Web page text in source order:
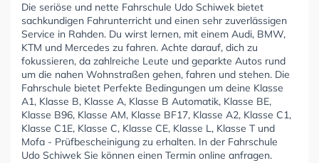
Die seriöse und nette Fahrschule Udo Schiwek bietet
sachkundigen Fahrunterricht und einen sehr zuverlässigen
Service in Rahden. Du wirst lernen, mit einem Audi, BMW,
KTM und Mercedes zu fahren. Achte darauf, dich zu
fokussieren, da zahlreiche Leute und geparkte Autos rund
um die nahen Wohnstraßen gehen, fahren und stehen. Die
Fahrschule bietet Perfekte Bedingungen um deine Klasse
A1, Klasse B, Klasse A, Klasse B Automatik, Klasse BE,
Klasse B96, Klasse AM, Klasse BF17, Klasse A2, Klasse C1,
Klasse C1E, Klasse C, Klasse CE, Klasse L, Klasse T und
Mofa - Prüfbescheinigung zu erhalten. In der Fahrschule
Udo Schiwek Sie können einen Termin online anfragen.